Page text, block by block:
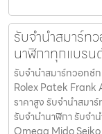
รับจำนำสมาร์ท
นาฬิกาทุกแบรน
รับจำนำสมาร์ทวอทช์
Rolex Patek Frank
ราคาสูง รับจำนำสมา
รับจำนำนาฬิกา รับจ